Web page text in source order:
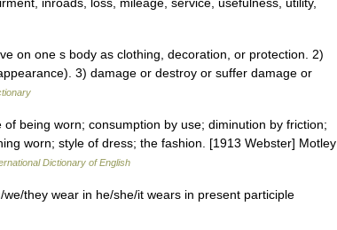
on one s body as clothing, decoration, or protection. 2)
3) damage or destroy or suffer damage or
being worn; consumption by use; diminution by friction;
worn; style of dress; the fashion. [1913 Webster] Motley
Dictionary of English
they wear in he/she/it wears in present participle